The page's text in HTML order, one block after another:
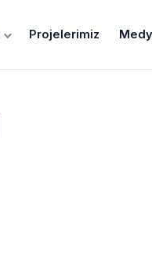
Projelerimiz